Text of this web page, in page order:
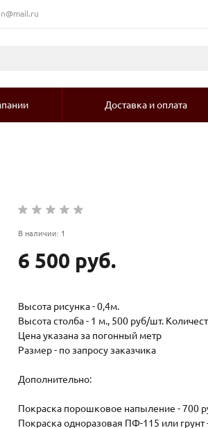
Доставка и оплата
В наличии: 1
6 500 руб.
Высота рисунка - 0,4м.
Высота столба - 1 м., 500 руб/шт.
Цена указана за погонный метр
Размер - по запросу заказчика
Дополнительно:
Покраска порошковое напыление - 700
Покраска одноразовая ПФ-115 или грунт